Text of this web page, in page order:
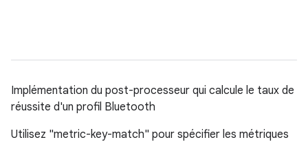
Implémentation du post-processeur qui calcule le taux de
réussite d'un profil Bluetooth
Utilisez "metric-key-match" pour spécifier les métriques